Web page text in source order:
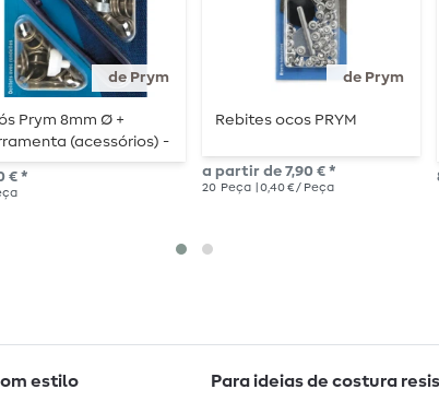
de Prym
Prym 8mm Ø +
(acessórios) -
antigo
€ *
de Prym
Rebites ocos PRYM
a partir de 7,90 € *
20 Peça | 0,40 € / Peça
estilo Para ideias de costura